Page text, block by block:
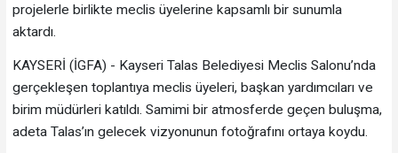
projelerle birlikte meclis üyelerine kapsamlı bir sunumla
aktardı.
KAYSERİ (İGFA) - Kayseri Talas Belediyesi Meclis Salonu’nda
gerçekleşen toplantıya meclis üyeleri, başkan yardımcıları ve
birim müdürleri katıldı. Samimi bir atmosferde geçen buluşma,
adeta Talas’ın gelecek vizyonunun fotoğrafını ortaya koydu.